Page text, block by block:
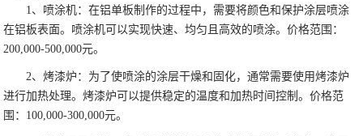
1、喷涂机：在铝单板制作的过程中，需要将颜色和保护涂层喷涂
在铝板表面。喷涂机可以实现快速、均匀且高效的喷涂。价格范围：
200,000-500,000元。
2、烤漆炉：为了使喷涂的涂层干燥和固化，通常需要使用烤漆炉
进行加热处理。烤漆炉可以提供稳定的温度和加热时间控制。价格范
围：100,000-300,000元。